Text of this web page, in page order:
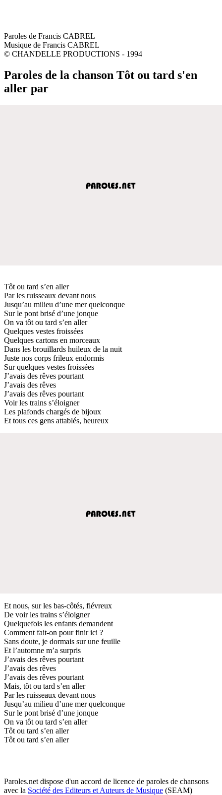
Paroles de Francis CABREL
Musique de Francis CABREL
© CHANDELLE PRODUCTIONS - 1994
Paroles de la chanson Tôt ou tard s'en
aller par
Tôt ou tard s’en aller
Par les ruisseaux devant nous
Jusqu’au milieu d’une mer quelconque
Sur le pont brisé d’une jonque
On va tôt ou tard s’en aller
Quelques vestes froissées
Quelques cartons en morceaux
Dans les brouillards huileux de la nuit
Juste nos corps frileux endormis
Sur quelques vestes froissées
J’avais des rêves pourtant
J’avais des rêves
J’avais des rêves pourtant
Voir les trains s’éloigner
Les plafonds chargés de bijoux
Et tous ces gens attablés, heureux
Et nous, sur les bas-côtés, fiévreux
De voir les trains s’éloigner
Quelquefois les enfants demandent
Comment fait-on pour finir ici ?
Sans doute, je dormais sur une feuille
Et l’automne m’a surpris
J’avais des rêves pourtant
J’avais des rêves
J’avais des rêves pourtant
Mais, tôt ou tard s’en aller
Par les ruisseaux devant nous
Jusqu’au milieu d’une mer quelconque
Sur le pont brisé d’une jonque
On va tôt ou tard s’en aller
Tôt ou tard s’en aller
Tôt ou tard s’en aller
Paroles.net dispose d'un accord de licence de paroles de chansons
avec la Société des Editeurs et Auteurs de Musique (SEAM)